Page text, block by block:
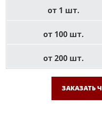
от 1 шт.
от 100 шт.
от 200 шт.
ЗАКАЗАТЬ